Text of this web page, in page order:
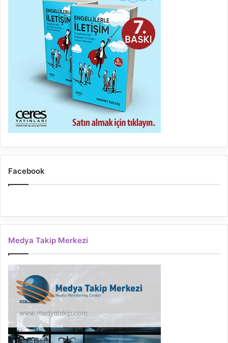
Facebook
Medya Takip Merkezi